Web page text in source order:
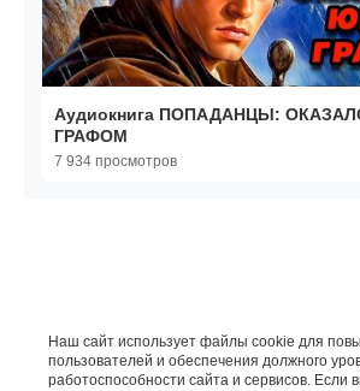
Аудиокнига ПОПАДАНЦЫ:
ГРАФОМ
7 934 просмотров
Наш сайт использует файлы cookie для
пользователей и обеспечения должного
работоспособности сайта и сервисов. Если